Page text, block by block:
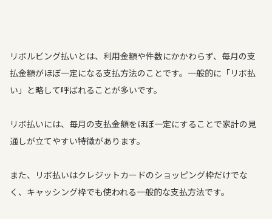
リボルビング払いとは、利用金額や件数にかかわらず、毎月の支
払金額がほぼ一定になる支払方法のことです。一般的に「リボ払
い」と略して呼ばれることが多いです。
リボ払いには、毎月の支払金額をほぼ一定にすることで家計の見
通しが立てやすい特徴があります。
また、リボ払いはクレジットカードのショッピング枠だけでな
く、キャッシング枠でも使われる一般的な支払方法です。